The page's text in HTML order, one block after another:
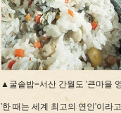
▲굴솥밥=서산 간월도 '큰마을
'한 때는 세계 최고의 연인'이라